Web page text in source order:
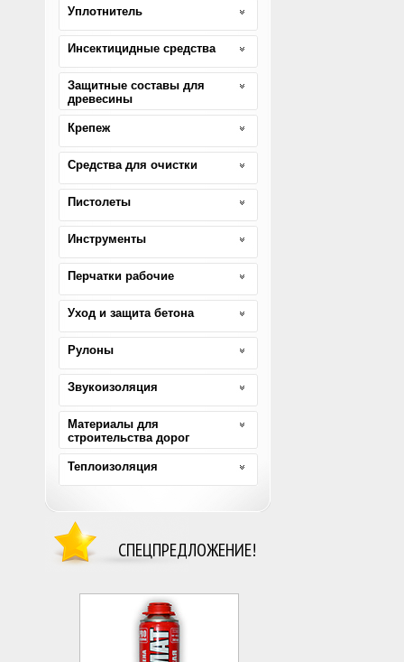
Уплотнитель
Инсектицидные средства
Защитные составы для
древесины
Крепеж
Средства для очистки
Пистолеты
Инструменты
Перчатки рабочие
Уход и защита бетона
Рулоны
Звукоизоляция
Материалы для
строительства дорог
Теплоизоляция
СПЕЦПРЕДЛОЖЕНИЕ!